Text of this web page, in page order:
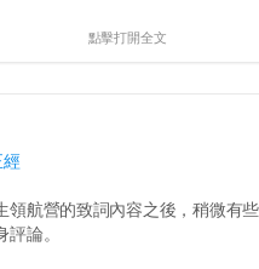
點擊打開全文
航營的致詞內容之後，稍微有些
論。